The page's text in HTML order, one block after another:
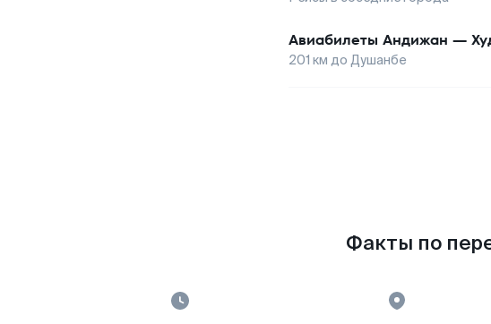
Авиабилеты Андижан —
201 км до Душанбе
Факты по